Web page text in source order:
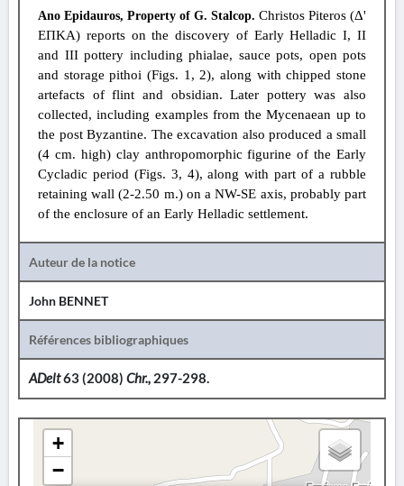
Ano Epidauros, Property of G. Stalcop. Christos Piteros (Δ'
ΕΠΚΑ) reports on the discovery of Early Helladic I, II
and III pottery including phialae, sauce pots, open pots
and storage pithoi (Figs. 1, 2), along with chipped stone
artefacts of flint and obsidian. Later pottery was also
collected, including examples from the Mycenaean up to
the post Byzantine. The excavation also produced a small
(4 cm. high) clay anthropomorphic figurine of the Early
Cycladic period (Figs. 3, 4), along with part of a rubble
retaining wall (2-2.50 m.) on a NW-SE axis, probably part
of the enclosure of an Early Helladic settlement.
Auteur de la notice
John BENNET
Références bibliographiques
ADelt63 (2008) Chr., 297-298.
+
−